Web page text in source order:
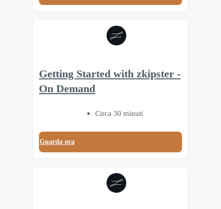
Getting Started with zkipster -
On Demand
Circa 30 minuti
Guarda ora